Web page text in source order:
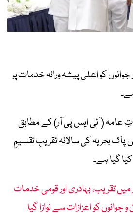
کو اعلیٰ پیشہ ورانہ خدمات پر
عامہ (آئی ایس پی آر) کے مطابق
پاک بحریہ کی سالانہ تقریبِ تقسیمِ
میں تقریب، بہادری اور قومی خدمات
جوانوں کو اعزازات سے نوازا گیا